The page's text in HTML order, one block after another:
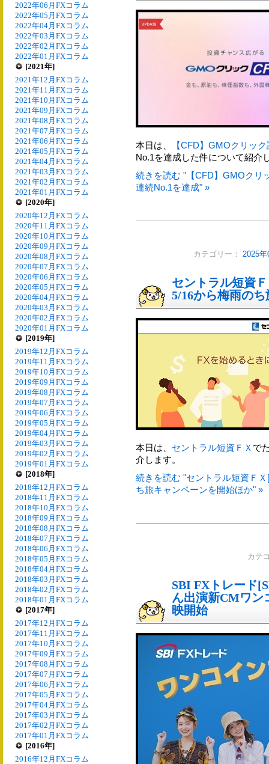
2022年06月FXコラム
2022年05月FXコラム
2022年04月FXコラム
2022年03月FXコラム
2022年02月FXコラム
2022年01月FXコラム
[2021年]
2021年12月FXコラム
2021年11月FXコラム
2021年10月FXコラム
2021年09月FXコラム
2021年08月FXコラム
2021年07月FXコラム
2021年06月FXコラム
2021年05月FXコラム
2021年04月FXコラム
2021年03月FXコラム
2021年02月FXコラム
2021年01月FXコラム
[2020年]
2020年12月FXコラム
2020年11月FXコラム
2020年10月FXコラム
2020年09月FXコラム
2020年08月FXコラム
2020年07月FXコラム
2020年06月FXコラム
2020年05月FXコラム
2020年04月FXコラム
2020年03月FXコラム
2020年02月FXコラム
2020年01月FXコラム
[2019年]
2019年12月FXコラム
2019年11月FXコラム
2019年10月FXコラム
2019年09月FXコラム
2019年08月FXコラム
2019年07月FXコラム
2019年06月FXコラム
2019年05月FXコラム
2019年04月FXコラム
2019年03月FXコラム
2019年02月FXコラム
2019年01月FXコラム
[2018年]
2018年12月FXコラム
2018年11月FXコラム
2018年10月FXコラム
2018年09月FXコラム
2018年08月FXコラム
2018年07月FXコラム
2018年06月FXコラム
2018年05月FXコラム
2018年04月FXコラム
2018年03月FXコラム
2018年02月FXコラム
2018年01月FXコラム
[2017年]
2017年12月FXコラム
2017年11月FXコラム
2017年10月FXコラム
2017年09月FXコラム
2017年08月FXコラム
2017年07月FXコラム
2017年06月FXコラム
2017年05月FXコラム
2017年04月FXコラム
2017年03月FXコラム
2017年02月FXコラム
2017年01月FXコラム
[2016年]
2016年12月FXコラム
本日は、
【CFD】GMOクリッ
No.1を達成した件について紹介
続きを読む "【CFD】GMOクリ
連続No.1を達成" »
カテゴリー： 2025
セントラル短資
5/16から梅雨の
本日は、 セントラル短資ＦＸ で
介します。
続きを読む "セントラル短資Ｆ
ち旅キャンペーンを開始ほか" »
カテ
SBI FXトレード
ん出演新CMワン
映開始